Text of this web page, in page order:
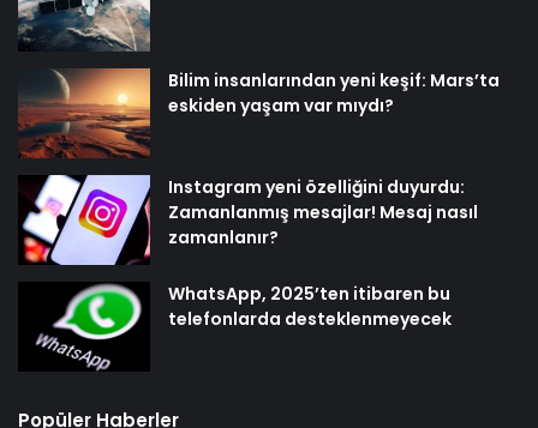
Bilim insanlarından yeni keşif: Mars’ta
eskiden yaşam var mıydı?
Instagram yeni özelliğini duyurdu:
Zamanlanmış mesajlar! Mesaj nasıl
zamanlanır?
WhatsApp, 2025’ten itibaren bu
telefonlarda desteklenmeyecek
Popüler Haberler